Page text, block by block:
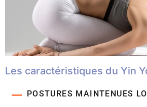
Les caractéristiques du Yin
POSTURES MAINTENUES